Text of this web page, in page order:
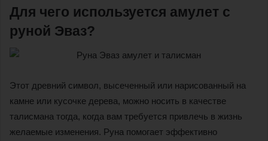
Для чего используется амулет с
руной Эваз?
Этот древний символ, высеченный или нарисованный на
камне или кусочке дерева, можно носить в качестве
талисмана тогда, когда вам требуется привлечь в жизнь
желаемые изменения. Руна помогает эффективно